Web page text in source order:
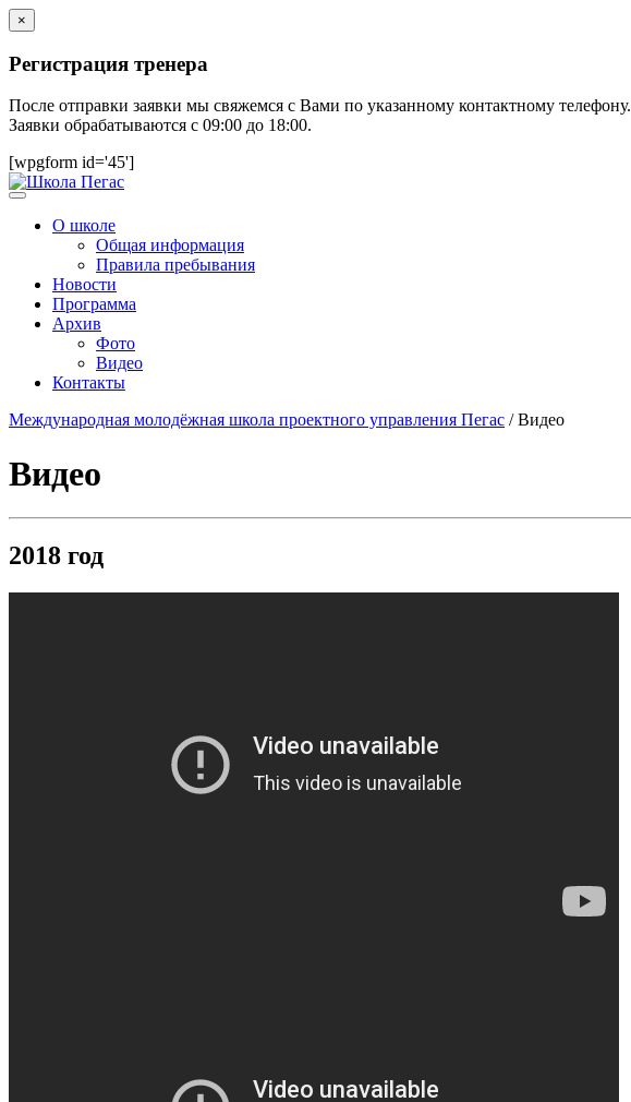
×
Регистрация тренера
После отправки заявки мы свяжемся с Вами по указанному контактному телефону.
Заявки обрабатываются с 09:00 до 18:00.
[wpgform id='45']
О школе
Общая информация
Правила пребывания
Новости
Программа
Архив
Фото
Видео
Контакты
Международная молодёжная школа проектного управления Пегас /Видео
Видео
2018 год